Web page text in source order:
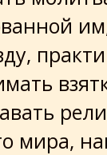
мира,